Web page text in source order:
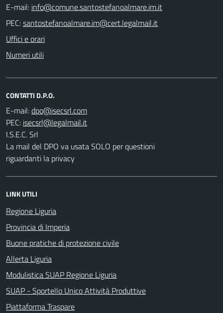
E-mail:
PEC:
Uffici e orari
Numeri utili
CONTATTI D.P.O.
E-mail:
PEC:
I.S.E.C. Srl
La mail del DPO va usata SOLO per questioni
riguardanti la privacy
LINK UTILI
Regione Liguria
Provincia di Imperia
Buone pratiche di protezione civile
Allerta Liguria
Modulistica SUAP Regione Liguria
SUAP - Sportello Unico Attività Produttive
Piattaforma Traspare